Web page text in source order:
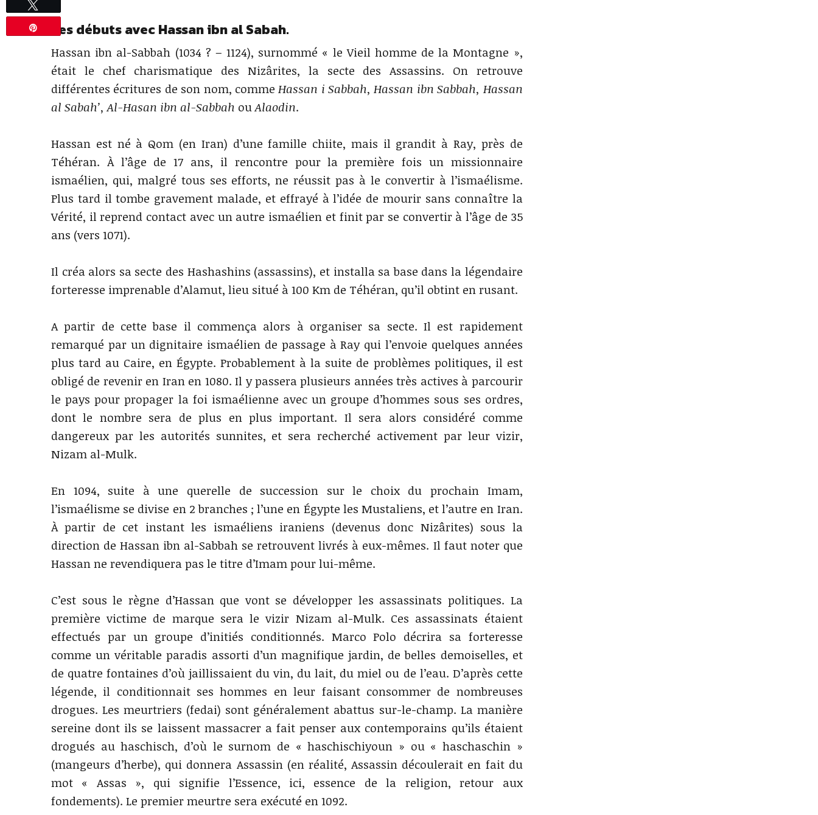
Les débuts avec Hassan ibn al Sabah.
Hassan ibn al-Sabbah (1034 ? – 1124), surnommé « le Vieil homme de la Montagne »,
était le chef charismatique des Nizârites, la secte des Assassins. On retrouve
différentes écritures de son nom, commeHassan i Sabbah, Hassan ibn Sabbah, Hassan
al Sabah’, Al-Hasan ibn al-Sabbah ouAlaodin.
Hassan est né à Qom (en Iran) d’une famille chiite, mais il grandit à Ray, près de
Téhéran. À l’âge de 17 ans, il rencontre pour la première fois un missionnaire
ismaélien, qui, malgré tous ses efforts, ne réussit pas à le convertir à l’ismaélisme.
Plus tard il tombe gravement malade, et effrayé à l’idée de mourir sans connaître la
Vérité, il reprend contact avec un autre ismaélien et finit par se convertir à l’âge de 35
ans (vers 1071).
Il créa alors sa secte des Hashashins (assassins), et installa sa base dans la légendaire
forteresse imprenable d’Alamut, lieu situé à 100 Km de Téhéran, qu’il obtint en rusant.
A partir de cette base il commença alors à organiser sa secte. Il est rapidement
remarqué par un dignitaire ismaélien de passage à Ray qui l’envoie quelques années
plus tard au Caire, en Égypte. Probablement à la suite de problèmes politiques, il est
obligé de revenir en Iran en 1080. Il y passera plusieurs années très actives à parcourir
le pays pour propager la foi ismaélienne avec un groupe d’hommes sous ses ordres,
dont le nombre sera de plus en plus important. Il sera alors considéré comme
dangereux par les autorités sunnites, et sera recherché activement par leur vizir,
Nizam al-Mulk.
En 1094, suite à une querelle de succession sur le choix du prochain Imam,
l’ismaélisme se divise en 2 branches ; l’une en Égypte les Mustaliens, et l’autre en Iran.
À partir de cet instant les ismaéliens iraniens (devenus donc Nizârites) sous la
direction de Hassan ibn al-Sabbah se retrouvent livrés à eux-mêmes. Il faut noter que
Hassan ne revendiquera pas le titre d’Imam pour lui-même.
C’est sous le règne d’Hassan que vont se développer les assassinats politiques. La
première victime de marque sera le vizir Nizam al-Mulk. Ces assassinats étaient
effectués par un groupe d’initiés conditionnés. Marco Polo décrira sa forteresse
comme un véritable paradis assorti d’un magnifique jardin, de belles demoiselles, et
de quatre fontaines d’où jaillissaient du vin, du lait, du miel ou de l’eau. D’après cette
légende, il conditionnait ses hommes en leur faisant consommer de nombreuses
drogues. Les meurtriers (fedai) sont généralement abattus sur-le-champ. La manière
sereine dont ils se laissent massacrer a fait penser aux contemporains qu’ils étaient
drogués au haschisch, d’où le surnom de « haschischiyoun » ou « haschaschin »
(mangeurs d’herbe), qui donnera Assassin (en réalité, Assassin découlerait en fait du
mot « Assas », qui signifie l’Essence, ici, essence de la religion, retour aux
fondements). Le premier meurtre sera exécuté en 1092.
Épingle